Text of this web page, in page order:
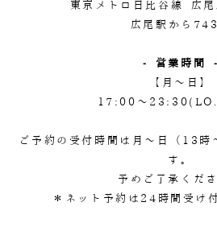
東京メトロ日比谷線 広
広尾駅から
- 営業時間 -
【月～日】
17:00～
ご予約の受付時間は月～日（13時
す。
予めご了承くださ
＊ネット予約は24時間受け